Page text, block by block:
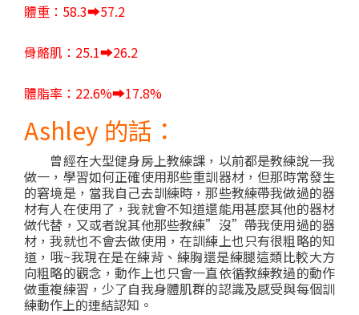
體重：58.3➡️57.2
骨骼肌：25.1➡️26.2
體脂率：22.6%➡️17.8%
Ashley 的話：
曾經在大型健身房上教練課， 以前都是教練說一我
做一，學習如何正確使用那些重訓器材，但那時常發生
的窘境是，當我自己去訓練時，那些教練帶我做過的器
材有人在使用了，我就會不知道還能用甚麼其他的器材
做代替， 又或者說其他那些教練”沒”帶我使用過的器
材，我就也不會去做使用，在訓練上也只有很粗略的知
道，哦~我現在是在練背、練胸還是練腿這類比較大方
向粗略的觀念，動作上也只會一直依循教練教過的動作
做重複練習，少了自我身體肌群的認識及感受與每個訓
練動作上的連結認知。